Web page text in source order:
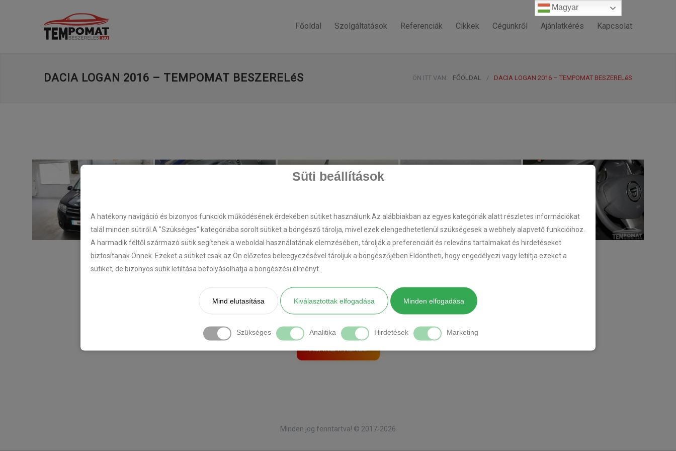
Süti beállítások
A hatékony navigáció és bizonyos funkciók működésének érdekében sütiket használunk.Az alábbiakban az egyes kategóriák alatt részletes információkat
talál minden sütiről.A "Szükséges" kategóriába sorolt sütiket a böngésző tárolja, mivel ezek elengedhetetlenül szükségesek a webhely alapvető funkcióihoz.
A harmadik féltől származó sütik segítenek a weboldal használatának elemzésében, tárolják a preferenciáit és releváns tartalmakat és hirdetéseket
biztosítanak Önnek. Ezeket a sütiket csak az Ön előzetes beleegyezésével tároljuk a böngészőjében.Eldöntheti, hogy engedélyezi vagy letiltja ezeket a
sütiket, de bizonyos sütik letiltása befolyásolhatja a böngészési élményt.
Mind elutasítása Kiválasztottak elfogadása Minden elfogadása
Szükséges Analitika Hirdetések Marketing
Főoldal Szolgáltatások Referenciák Cikkek Cégünkről Ajánlatkérés Kapcsolat
DACIA LOGAN 2016 – TEMPOMAT BESZERELéS ÖN ITT VAN: FŐOLDAL / DACIA LOGAN 2016 – TEMPOMAT BESZERELéS
[DIAVETÍTÉS INDÍTÁSA]
AJÁNLATKÉRÉS
Minden jog fenntartva! © 2017-2026
Magyar